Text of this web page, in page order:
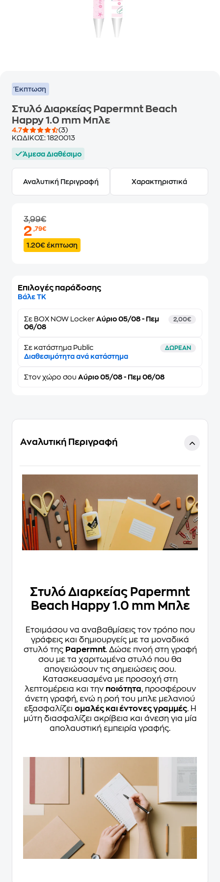
Έκπτωση
Στυλό Διαρκείας Papermnt Beach
Happy 1.0 mm Μπλε
4.7
(3)
ΚΩΔΙΚΟΣ: 1820013
Άμεσα Διαθέσιμο
Αναλυτική Περιγραφή Χαρακτηριστικά
3,99€
2,79€
1.20€ έκπτωση
Επιλογές παράδοσης
Βάλε ΤΚ
Σε BOX NOW Locker Αύριο 05/08 - Πεμ
06/08
2,00€
Σε κατάστημα Public ΔΩΡΕΑΝ
Διαθεσιμότητα ανά κατάστημα
Στον χώρο σου Αύριο 05/08 - Πεμ 06/08
Αναλυτική Περιγραφή
Στυλό Διαρκείας Papermnt
Beach Happy 1.0 mm Μπλε
Ετοιμάσου να αναβαθμίσεις τον τρόπο που
γράφεις και δημιουργείς με τα μοναδικά
στυλό της Papermnt. Δώσε πνοή στη γραφή
σου με τα χαριτωμένα στυλό που θα
απογειώσουν τις σημειώσεις σου.
Κατασκευασμένα με προσοχή στη
λεπτομέρεια και την ποιότητα, προσφέρουν
άνετη γραφή, ενώ η ροή του μπλε μελανιού
εξασφαλίζει ομαλές και έντονες γραμμές. Η
μύτη διασφαλίζει ακρίβεια και άνεση για μία
απολαυστική εμπειρία γραφής.